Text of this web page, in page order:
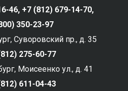
46, +7 (812) 679-14-70,
350-23-97
Суворовский пр., д. 35
275-60-77
Моисеенко ул., д. 41
611-04-43